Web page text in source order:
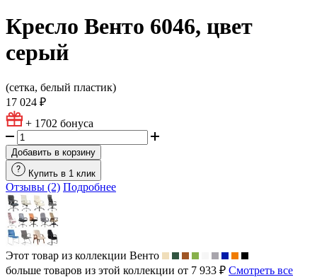
Кресло Венто 6046, цвет
серый
(сетка, белый пластик)
17 024 ₽
+ 1702 бонуса
Добавить в корзину
Купить в 1 клик
Отзывы (2) Подробнее
Этот товар из коллекции Венто
больше товаров из этой коллекции от 7 933 ₽ Смотреть все